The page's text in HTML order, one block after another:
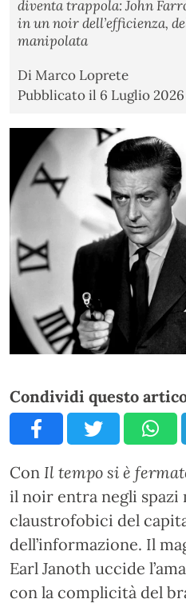
diventa trappola: John
in un noir dell’efficienza,
manipolata
DiMarco Loprete
Pubblicato il 6 Luglio 2026
Condividi questo
Con Il tempo si è
il noir entra negli spazi
claustrofobici del
dell’informazione. Il
Earl Janoth uccide
con la complicità del